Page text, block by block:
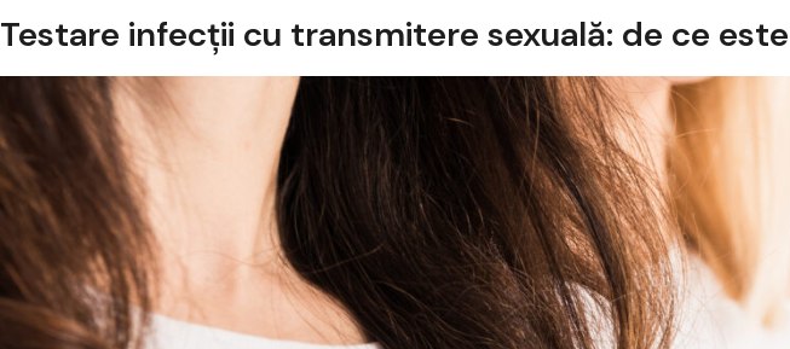
Testare infecții cu transmitere sexuală: de ce